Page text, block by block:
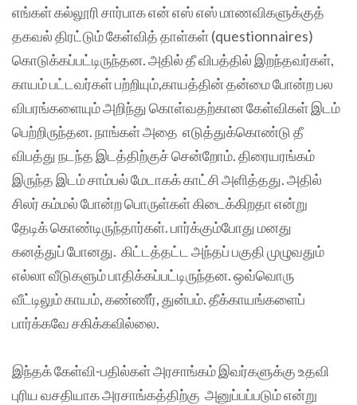
எங்கள் கல்லூரி சார்பாக என் எஸ் எஸ் மாணவிகளுக்குத்
தகவல் திரட்டும் கேள்வித் தாள்கள் (questionnaires)
கொடுக்கப்பட்டிருந்தன. அதில் தீ விபத்தில் இறந்தவர்கள்,
காயம் பட்டவர்கள் பற்றியும்,காயத்தின் தன்மை போன்ற பல
விபரங்களையும் அறிந்து கொள்வதற்கான கேள்விகள் இடம்
பெற்றிருந்தன. நாங்கள் அதை எடுத்துக்கொண்டு தீ
விபத்து நடந்த இடத்திற்குச் சென்றோம். திரையரங்கம்
இருந்த இடம் சாம்பல் மேடாகக் காட்சி அளித்தது. அதில்
சிலர் கம்மல் போன்ற பொருள்கள் கிடைக்கிறதா என்று
தேடிக் கொண்டிருந்தார்கள். பார்க்கும்போது மனது
கனத்துப் போனது. கிட்டத்தட்ட அந்தப் பகுதி முழுவதும்
எல்லா வீடுகளும் பாதிக்கப்பட்டிருந்தன. ஒவ்வொரு
வீட்டிலும் காயம், கண்ணீர், துன்பம். தீக்காயங்களைப்
பார்க்கவே சகிக்கவில்லை.
இந்தக் கேள்வி-பதில்கள் அரசாங்கம் இவர்களுக்கு உதவி
புரிய வசதியாக அரசாங்கத்திற்கு அனுப்பப்படும் என்று